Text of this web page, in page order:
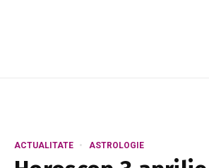
ACTUALITATE ASTROLOGIE